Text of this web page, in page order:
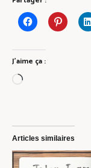
J’aime ça :
Chargement…
Articles similaires